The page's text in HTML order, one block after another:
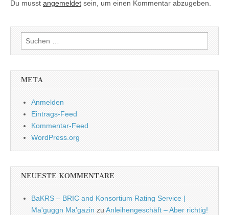
Du musst angemeldet sein, um einen Kommentar abzugeben.
Suchen
nach:
META
Anmelden
Eintrags-Feed
Kommentar-Feed
WordPress.org
NEUESTE KOMMENTARE
BaKRS – BRIC and Konsortium Rating Service |
Ma'guggn Ma'gazin zu Anleihengeschäft – Aber richtig!